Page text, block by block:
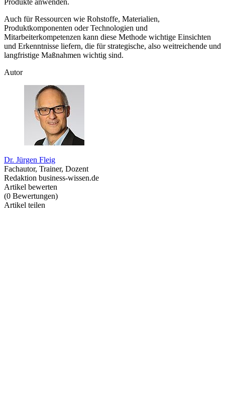
Produkte anwenden.
Auch für Ressourcen wie Rohstoffe, Materialien,
Produktkomponenten oder Technologien und
Mitarbeiterkompetenzen kann diese Methode wichtige Einsichten
und Erkenntnisse liefern, die für strategische, also weitreichende und
langfristige Maßnahmen wichtig sind.
Autor
Dr. Jürgen Fleig
Fachautor, Trainer, Dozent
Redaktion business-wissen.de
Artikel bewerten
(0 Bewertungen)
Artikel teilen